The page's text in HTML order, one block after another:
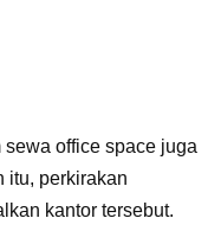
office space juga
itu, perkirakan
kantor tersebut.